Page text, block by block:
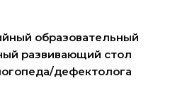
образовательный
развивающий стол
дефектолога